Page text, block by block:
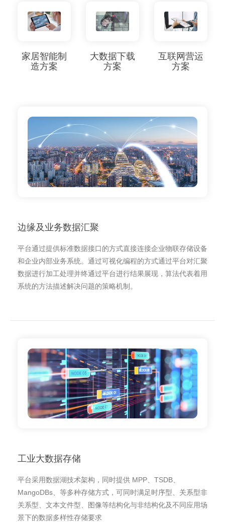
家居智能制
造方案
大数据下载
方案
互联网营运
方案
边缘及业务数据汇聚
平台通过提供标准数据接口的方式直接连接企业物联存储设备
和企业内部业务系统。通过可视化编程的方式通过平台对汇聚
数据进行加工处理并终通过平台进行结果展现，算法代表着用
系统的方法描述解决问题的策略机制。
工业大数据存储
平台采用数据湖技术架构，同时提供 MPP、TSDB、
MangoDBs、等多种存储方式，可同时满足时序型、关系型非
关系型、文本文件型、图像等结构化与非结构化及不同应用场
景下的数据多样性存储要求